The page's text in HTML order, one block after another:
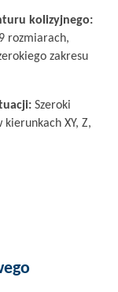
kolizyjnego:
rozmiarach,
zakresu
Szeroki
XY, Z,